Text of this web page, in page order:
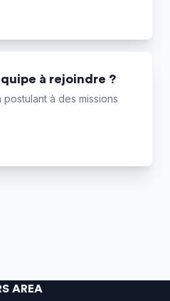
à rejoindre ?
à des missions
AREA